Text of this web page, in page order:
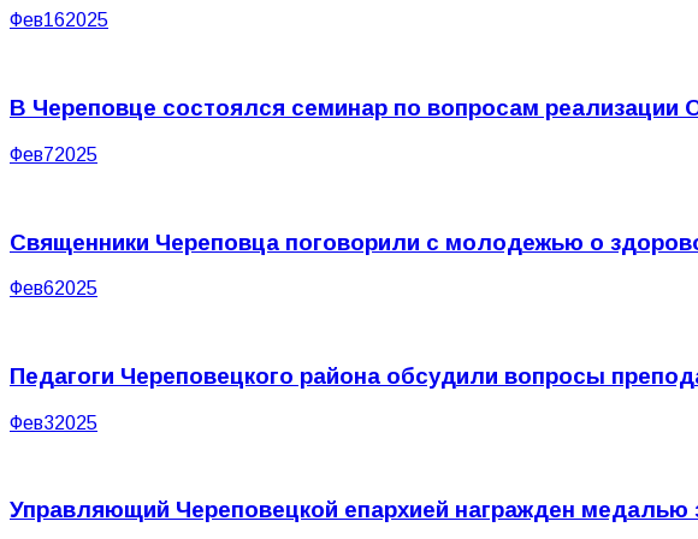
Фев162025
В Череповце состоялся семинар по вопросам реализации
Фев72025
Священники Череповца поговорили с молодежью о
Фев62025
Педагоги Череповецкого района обсудили вопросы
Фев32025
Управляющий Череповецкой епархией награжден